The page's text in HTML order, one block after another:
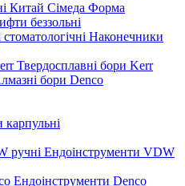
Китай Сімеда Форма
беззольні
Наконечники
Твердосплавні бори Kerr
бори Denco
карпульні
Ендоінструменти VDW
Ендоінструменти Denco